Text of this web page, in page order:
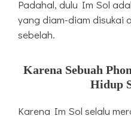
Padahal, dulu Im Sol
yang diam-diam disukai
sebelah.
Karena Sebuah
Hidup
Karena Im Sol selalu